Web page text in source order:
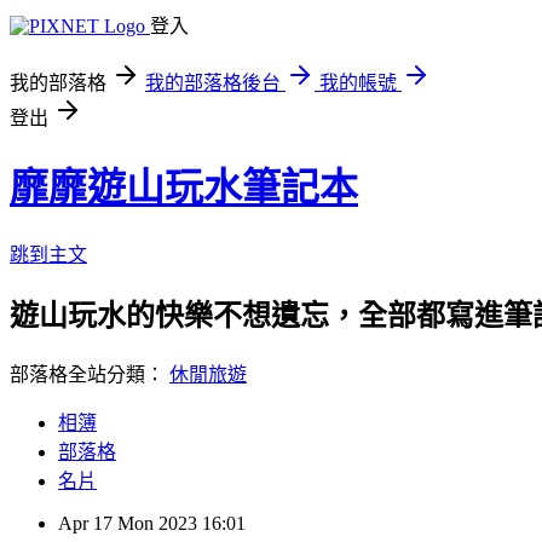
登入
我的部落格 我的部落格後台
我的帳號
登出
靡靡遊山玩水筆記本
跳到主文
遊山玩水的快樂不想遺忘，全部都寫進筆
部落格全站分類： 休閒旅遊
相簿
部落格
名片
Apr 17 Mon 2023 16:01